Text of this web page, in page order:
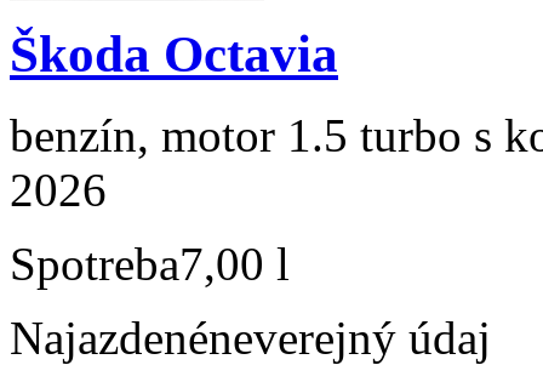
Škoda Octavia
benzín, motor 1.5 turbo s
2026
Spotreba7,00 l
Najazdenéneverejný údaj